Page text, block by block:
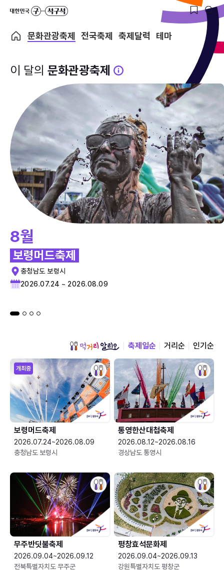
문화관광축제 전국축제 축제달력 테마
이 달의 문화관광축제
8월
보령머드축제
충청남도 보령시
2026.07.24 ~ 2026.08.09
축제일순 거리순 인기순
개최중
보령머드축제
2026.07.24~2026.08.09
충청남도 보령시
통영한산대첩축제
2026.08.12~2026.08.16
경상남도 통영시
무주반딧불축제
2026.09.04~2026.09.12
전북특별자치도 무주군
평창효석문화제
2026.09.04~2026.09.13
강원특별자치도 평창군